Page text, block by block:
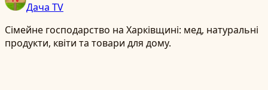
Дача TV
Сімейне господарство на Харківщині: мед, натуральні
продукти, квіти та товари для дому.